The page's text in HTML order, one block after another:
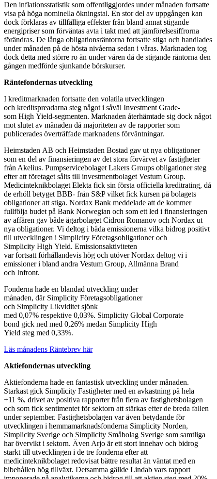
Den inflationsstatistik som offentliggjordes under månaden fortsatte
visa på höga nominella ökningstal. En stor del av uppgången kan
dock förklaras av tillfälliga effekter från bland annat stigande
energipriser som förväntas avta i takt med att jämförelsesiffrorna
förändras. De långa obligationsräntorna fortsatte stiga och handlades
under månaden på de hösta nivåerna sedan i våras. Marknaden tog
dock detta med större ro än under våren då de stigande räntorna den
gången medförde sjunkande börskurser.
Räntefondernas utveckling
I kreditmarknaden fortsatte den volatila utvecklingen
och kreditspreadarna steg något i såväl Investment Grade-
som High Yield-segmenten. Marknaden återhämtade sig dock något
mot slutet av månaden då majoriteten av de rapporter som
publicerades överträffade marknadens förväntningar.
Heimstaden AB och Heimstaden Bostad gav ut nya obligationer
som en del av finansieringen av det stora förvärvet av fastigheter
från Akelius. Pumpservicebolaget Lakers Groups obligationer steg
efter att företaget sålts till investmentbolaget Vestum Group.
Medicinteknikbolaget Elekta fick sin första officiella kreditrating, då
de erhöll betyget BBB- från S&P vilket fick kursen på bolagets
obligationer att stiga. Nordax Bank meddelade att de kommer
fullfölja budet på Bank Norwegian och som ett led i finansieringen
av affären gav både ägarbolaget Cidron Romanov och Nordax ut
nya obligationer. Vi deltog i båda emissionerna vilka bidrog positivt
till utvecklingen i Simplicity Företagsobligationer och
Simplicity High Yield. Emissionsaktiviteten
var fortsatt förhållandevis hög och utöver Nordax deltog vi i
emissioner i bland andra Vestum Group, Allmänna Brand
och Infront.
Fonderna hade en blandad utveckling under
månaden, där Simplicity Företagsobligationer
och Simplicity Likviditet sjönk
med 0,07% respektive 0,03%. Simplicity Global Corporate
bond gick ned med 0,26% medan Simplicity High
Yield steg med 0,33%.
Läs månadens Räntebrev här
Aktiefondernas utveckling
Aktiefonderna hade en fantastisk utveckling under månaden.
Starkast gick Simplicity Fastigheter med en avkastning på hela
+11 %, drivet av positiva rapporter från flera av fastighetsbolagen
och som fick sentimentet för sektorn att stärkas efter de breda fallen
under september. Fastighetsbolagen var även betydande för
utvecklingen i hemmamarknadsfonderna Simplicity Norden,
Simplicity Sverige och Simplicity Småbolag Sverige som samtliga
har övervikt i sektorn. Även Arjo är ett stort innehav och bidrog
starkt till utvecklingen i de tre fonderna efter att
medicinteknikbolaget redovisat bättre resultat än väntat med en
bibehållen hög tillväxt. Detsamma gällde Lindab vars rapport